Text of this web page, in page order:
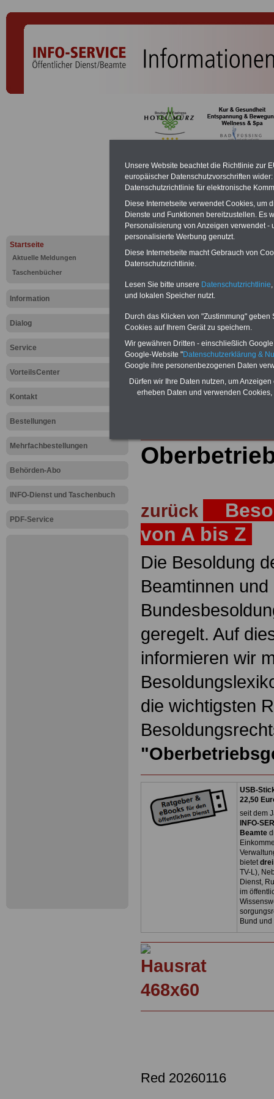
Startseite
Aktuelle Meldungen
Taschenbücher
Information
Dialog
Service
VorteilsCenter
Kontakt
Bestellungen
Mehrfachbestellungen
Behörden-Abo
INFO-Dienst und Taschenbuch
PDF-Service
PDF-SERVICE:Zehn
Beamte zum Komplettpreis von 15
geeignet.
Sie können Sie zehn
und ausdrucken:Wissenswertes
Beihilfe sowieNebentätigkeitsrecht
öffentlichen Dienst>>>mehr
ACHTUNG Nachzahlung für alle
Teilweise 5-stellige Nachzahlungen
Post, Telekom und Postbank)
Hier die
abschließen!
zurück
von A bis Z
Die Besoldung
Beamtinnen
geregelt. Auf
informieren wir
die wichtigsten
USB-
22,50
seit dem
INFO-
Beamte
bietet
TV-L),
Dienst,
im
Bund
Red 20260116
Unsere Website beachtet die Richtlinie zur
europäischer Datenschutzvorschriften
Datenschutzrichtlinie für elektronische
Diese Internetseite verwendet Cookies, um
Dienste und Funktionen bereitzustellen. Es
Personalisierung von Anzeigen verwendet
personalisierte Werbung genutzt.
Diese Internetseite macht Gebrauch von
Datenschutzrichtlinie.
Lesen Sie bitte unsere Datenschutzrichtlinie
und lokalen Speicher nutzt.
Durch das Klicken von "Zustimmung"
Cookies auf Ihrem Gerät zu speichern.
Wir gewähren Dritten - einschließlich
Google-Website "Datenschutzerklärung &
Google ihre personenbezogenen Daten
Dürfen wir Ihre Daten nutzen, um
erheben Daten und verwenden